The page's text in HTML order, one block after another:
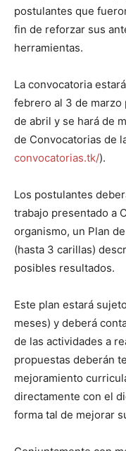
postulantes que
fin de reforzar sus
herramientas.
La convocatoria
febrero al 3 de marzo
de abril y se hará de
de Convocatorias de
convocatorias.tk/).
Los postulantes
trabajo presentado a
organismo, un Plan
(hasta 3 carillas)
posibles resultados.
Este plan estará
meses) y deberá
de las actividades a
propuestas deberán
mejoramiento
directamente con el
forma tal de mejorar